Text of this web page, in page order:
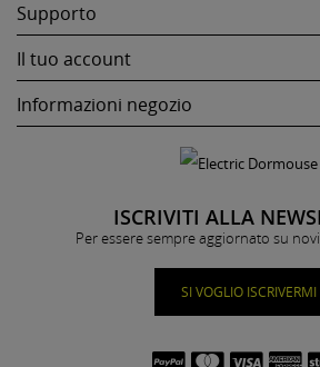
Supporto
Il tuo account
Informazioni negozio
ISCRIVITI ALLA
Per essere sempre aggiornato su
SI VOGLIO ISCRIVERMI